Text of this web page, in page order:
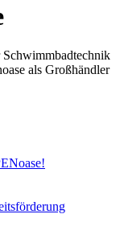
Schwimmbadtechnik
als Großhändler